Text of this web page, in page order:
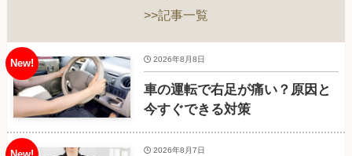
>>記事一覧
車の運転で右足が痛い？原因と
今すぐできる対策
2026年8月8日
2026年8月7日